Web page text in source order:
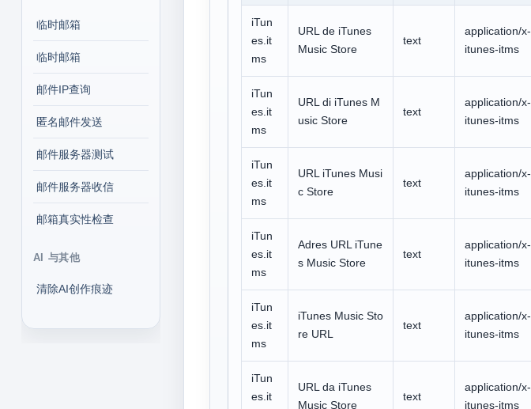
临时邮箱
临时邮箱
邮件IP查询
匿名邮件发送
邮件服务器测试
邮件服务器收信
邮箱真实性检查
AI 与其他
清除AI创作痕迹
iTun
es.it
ms
URL de iTunes
Music Store
text
application/x-
itunes-itms
iTun
es.it
ms
URL di iTunes M
usic Store
text
application/x-
itunes-itms
iTun
es.it
ms
URL iTunes Musi
c Store
text
application/x-
itunes-itms
iTun
es.it
ms
Adres URL iTune
s Music Store
text
application/x-
itunes-itms
iTun
es.it
ms
iTunes Music Sto
re URL
text
application/x-
itunes-itms
iTun
es.it
URL da iTunes
Music Store
text
application/x-
itunes-itms